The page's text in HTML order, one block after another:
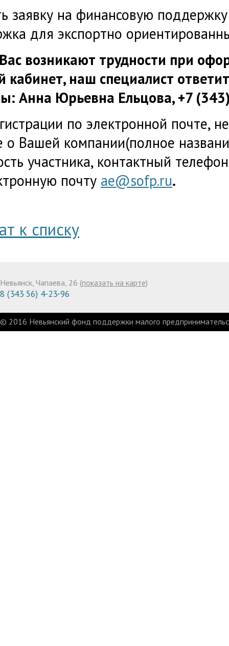
заявку на финансовую
для экспортно
возникают трудности при
кабинет, наш специалист
Анна Юрьевна Ельцова, +7
по электронной почте,
о Вашей компании(полное
участника, контактный
почту ae@sofp.ru.
к списку
Невьянск, Чапаева, 26 (показать на карте)
8 (343 56) 4-23-96
© 2016 Невьянский фонд поддержки малого